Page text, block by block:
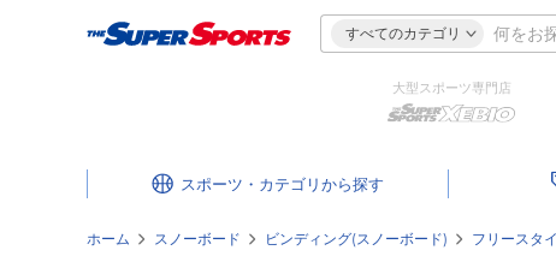
すべてのカテゴリ
大型スポーツ専門店
スポーツ・カテゴリ
ホーム スノーボード ビンディング(スノーボード) フリースタ